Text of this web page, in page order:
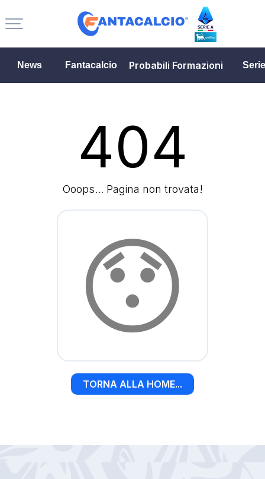
News Fantacalcio Probabili Formazioni
404
Ooops... Pagina non trovata!
😯
TORNA ALLA HOME...